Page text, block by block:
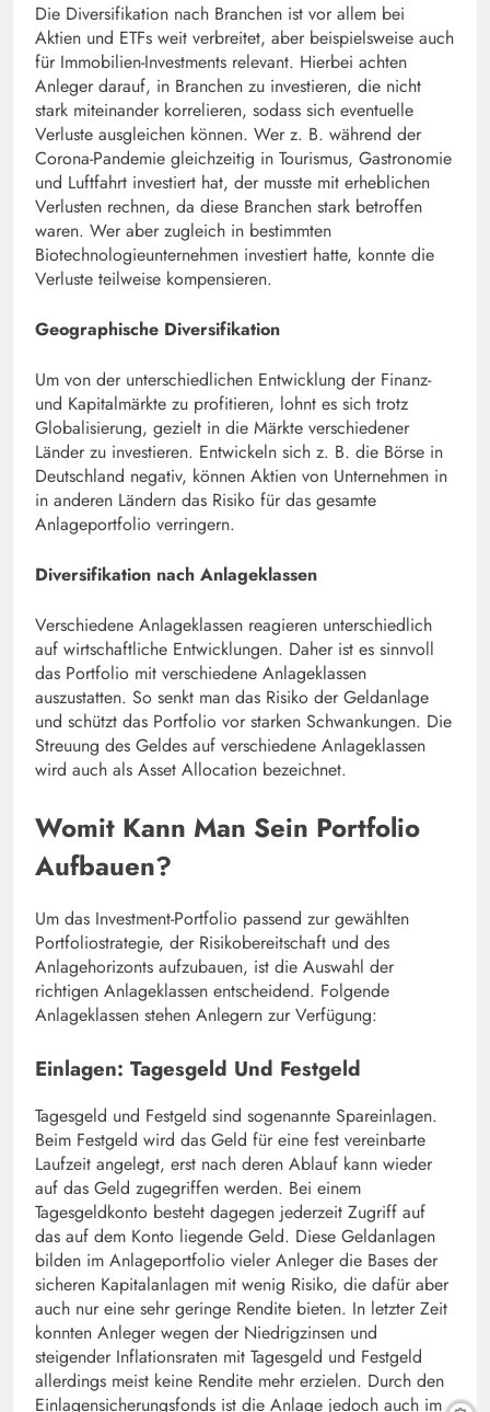
Die Diversifikation nach Branchen ist vor allem bei
Aktien und ETFs weit verbreitet, aber beispielsweise auch
für Immobilien-Investments relevant. Hierbei achten
Anleger darauf, in Branchen zu investieren, die nicht
stark miteinander korrelieren, sodass sich eventuelle
Verluste ausgleichen können. Wer z. B. während der
Corona-Pandemie gleichzeitig in Tourismus, Gastronomie
und Luftfahrt investiert hat, der musste mit erheblichen
Verlusten rechnen, da diese Branchen stark betroffen
waren. Wer aber zugleich in bestimmten
Biotechnologieunternehmen investiert hatte, konnte die
Verluste teilweise kompensieren.
Geographische Diversifikation
Um von der unterschiedlichen Entwicklung der Finanz-
und Kapitalmärkte zu profitieren, lohnt es sich trotz
Globalisierung, gezielt in die Märkte verschiedener
Länder zu investieren. Entwickeln sich z. B. die Börse in
Deutschland negativ, können Aktien von Unternehmen in
in anderen Ländern das Risiko für das gesamte
Anlageportfolio verringern.
Diversifikation nach Anlageklassen
Verschiedene Anlageklassen reagieren unterschiedlich
auf wirtschaftliche Entwicklungen. Daher ist es sinnvoll
das Portfolio mit verschiedene Anlageklassen
auszustatten. So senkt man das Risiko der Geldanlage
und schützt das Portfolio vor starken Schwankungen. Die
Streuung des Geldes auf verschiedene Anlageklassen
wird auch als Asset Allocation bezeichnet.
Womit Kann Man Sein Portfolio
Aufbauen?
Um das Investment-Portfolio passend zur gewählten
Portfoliostrategie, der Risikobereitschaft und des
Anlagehorizonts aufzubauen, ist die Auswahl der
richtigen Anlageklassen entscheidend. Folgende
Anlageklassen stehen Anlegern zur Verfügung:
Einlagen: Tagesgeld Und Festgeld
Tagesgeld und Festgeld sind sogenannte Spareinlagen.
Beim Festgeld wird das Geld für eine fest vereinbarte
Laufzeit angelegt, erst nach deren Ablauf kann wieder
auf das Geld zugegriffen werden. Bei einem
Tagesgeldkonto besteht dagegen jederzeit Zugriff auf
das auf dem Konto liegende Geld. Diese Geldanlagen
bilden im Anlageportfolio vieler Anleger die Bases der
sicheren Kapitalanlagen mit wenig Risiko, die dafür aber
auch nur eine sehr geringe Rendite bieten. In letzter Zeit
konnten Anleger wegen der Niedrigzinsen und
steigender Inflationsraten mit Tagesgeld und Festgeld
allerdings meist keine Rendite mehr erzielen. Durch den
Einlagensicherungsfonds ist die Anlage jedoch auch im